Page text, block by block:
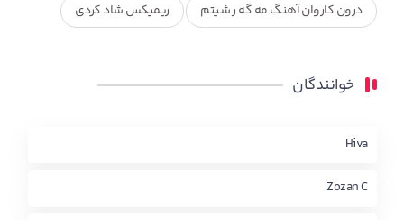
درون کاروان آهنگ مه گه ر شیتم ریمیکس شاد کردی
محمد جزا
چاو من
خوانندگان
Hiva
Zozan C